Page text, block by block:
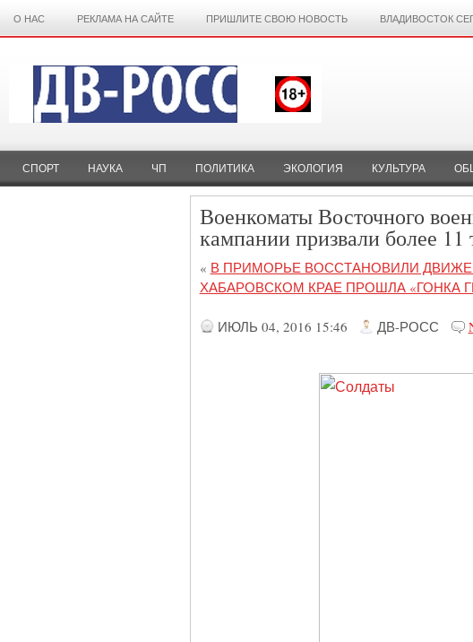
О НАС РЕКЛАМА НА САЙТЕ ПРИШЛИТЕ СВОЮ НОВОСТЬ ВЛАДИВОСТОК
СПОРТ НАУКА ЧП ПОЛИТИКА ЭКОЛОГИЯ КУЛЬТУРА
Военкоматы Восточного
кампании призвали более 11
« В ПРИМОРЬЕ ВОССТАНОВИЛИ
ХАБАРОВСКОМ КРАЕ ПРОШЛА «ГОНКА
ИЮЛЬ 04, 2016 15:46 ДВ-РОСС